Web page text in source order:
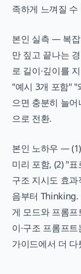
족하게 느껴질 수
본인 실측 — 복
만 짚고 끝나는
로 길이·깊이를
"예시 3개 포함" "
으면 충분히 늘
으로 전환.
본인 노하우 —
미리 포함, (2) "
구조 지시도 효
음부터 Thinking.
게 모드와 프롬
이·구조 프롬프트
가이드에서 더 다